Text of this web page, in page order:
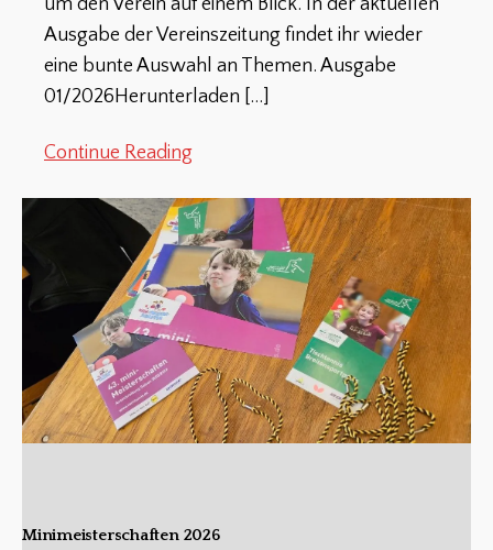
um den Verein auf einem Blick. In der aktuellen
Ausgabe der Vereinszeitung findet ihr wieder
eine bunte Auswahl an Themen. Ausgabe
01/2026Herunterladen […]
Continue Reading
Minimeisterschaften 2026